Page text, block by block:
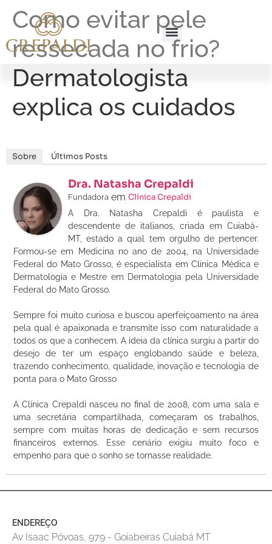
Como evitar pele
ressecada no frio?
Dermatologista
explica os cuidados
Sobre Últimos Posts
Dra. Natasha Crepaldi
Fundadora em Clínica Crepaldi
A Dra. Natasha Crepaldi é paulista e
descendente de italianos, criada em Cuiabá-
MT, estado a qual tem orgulho de pertencer.
Formou-se em Medicina no ano de 2004, na Universidade
Federal do Mato Grosso, é especialista em Clínica Médica e
Dermatologia e Mestre em Dermatologia pela Universidade
Federal do Mato Grosso.
Sempre foi muito curiosa e buscou aperfeiçoamento na área
pela qual é apaixonada e transmite isso com naturalidade a
todos os que a conhecem. A ideia da clínica surgiu a partir do
desejo de ter um espaço englobando saúde e beleza,
trazendo conhecimento, qualidade, inovação e tecnologia de
ponta para o Mato Grosso
A Clínica Crepaldi nasceu no final de 2008, com uma sala e
uma secretária compartilhada, começaram os trabalhos,
sempre com muitas horas de dedicação e sem recursos
financeiros externos. Esse cenário exigiu muito foco e
empenho para que o sonho se tornasse realidade.
ENDEREÇO
Av Isaac Póvoas, 979 - Goiabeiras Cuiabá MT